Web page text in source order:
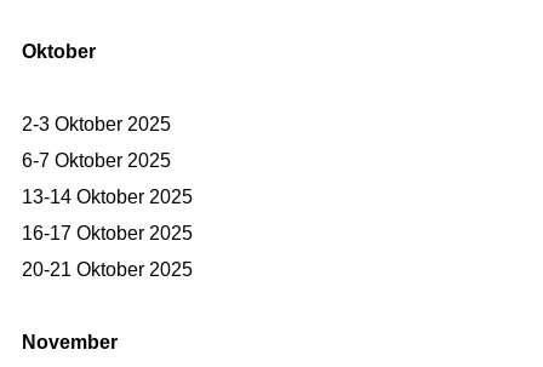
Oktober
2-3 Oktober 2025
6-7 Oktober 2025
13-14 Oktober 2025
16-17 Oktober 2025
20-21 Oktober 2025
November